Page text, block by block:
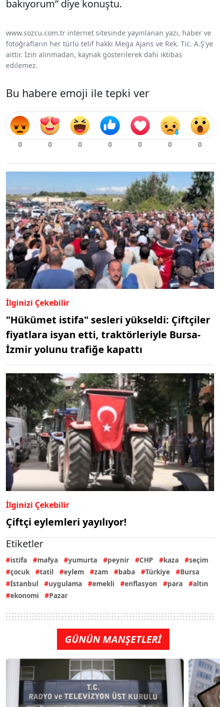
bakıyorum” diye konuştu.
www.sozcu.com.tr internet sitesinde yayınlanan yazı, haber ve
fotoğrafların her türlü telif hakkı Mega Ajans ve Rek. Tic. A.Ş'ye
aittir. İzin alınmadan, kaynak gösterilerek dahi iktibas
edilemez.
Bu habere emoji ile tepki ver
İlginizi Çekebilir
"Hükümet istifa" sesleri yükseldi: Çiftçiler
fiyatlara isyan etti, traktörleriyle Bursa-
İzmir yolunu trafiğe kapattı
İlginizi Çekebilir
Çiftçi eylemleri yayılıyor!
Etiketler
istifa mafya yumurta peynir CHP kaza
seçim
çocuk
tatil eylem zam baba Türkiye
Bursa
İstanbul
uygulama emekli enflasyon para
altın
ekonomi
Pazar
GÜNÜN MANŞETLERİ